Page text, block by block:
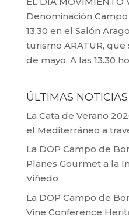
Denominación
13:30 en el Salón
turismo ARATUR, que
de mayo. A las 13.30
ÚLTIMAS NOTICIAS
La Cata de Verano
el Mediterráneo a
La DOP Campo de
Planes Gourmet a la
Viñedo
La DOP Campo de
Vine Conference